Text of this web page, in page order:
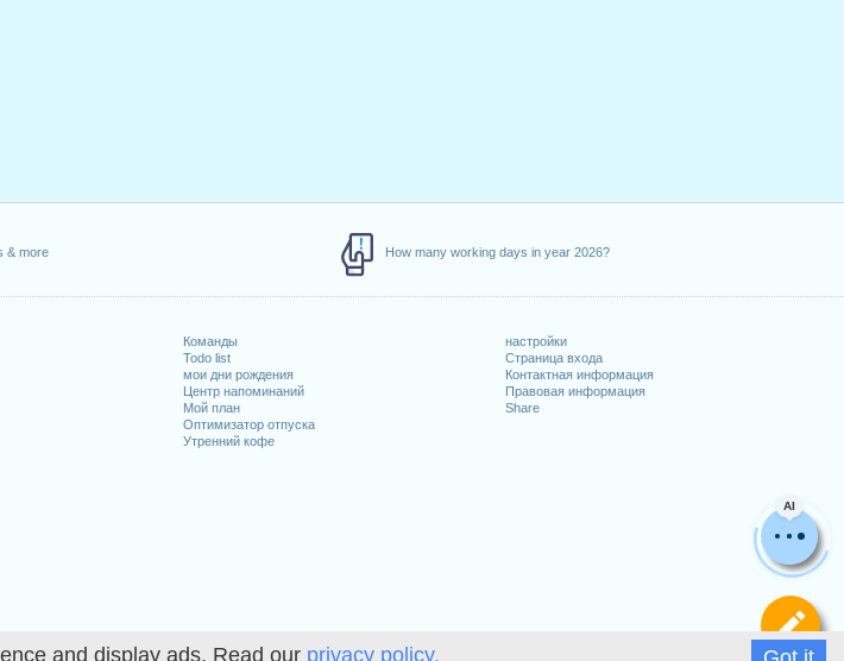
and display ads. Read our privacy policy.
& more How many working days in year 2026?
Команды
Todo list
мои дни рождения
Центр напоминаний
Мой план
Оптимизатор отпуска
Утренний кофе
настройки
Страница входа
Контактная информация
Правовая информация
Share
AI